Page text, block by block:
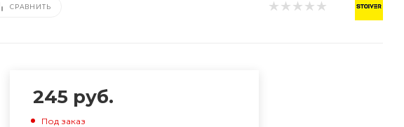
СРАВНИТЬ
245 руб.
Под заказ